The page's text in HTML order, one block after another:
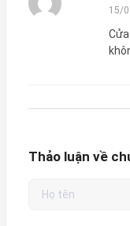
15/
Thảo luận về